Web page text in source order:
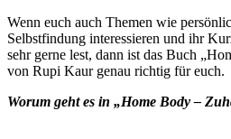
Wenn euch auch Themen wie
Selbstfindung interessieren und ihr
sehr gerne lest, dann ist das Buch
von Rupi Kaur genau richtig für euch.
Worum geht es in „Home